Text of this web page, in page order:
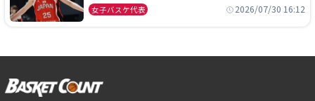
本開催の大舞台で頂点を狙う
女子バスケ代表 2026/07/30 16:12